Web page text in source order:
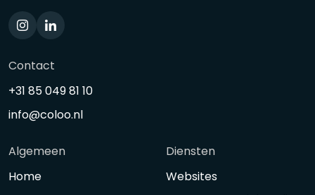
Contact
+31 85 049 81 10
info@coloo.nl
Algemeen
Home
Diensten
Websites